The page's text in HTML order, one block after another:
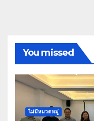
You missed
ไม่มีหมวดหมู่